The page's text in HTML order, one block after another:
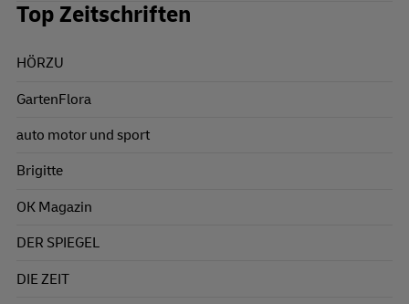
Top Zeitschriften
HÖRZU
GartenFlora
auto motor und sport
Brigitte
OK Magazin
DER SPIEGEL
DIE ZEIT